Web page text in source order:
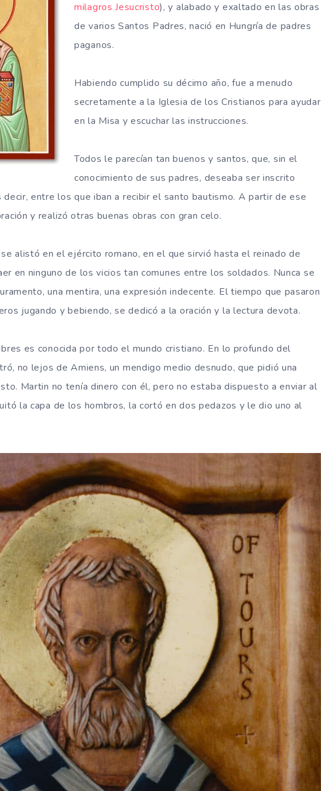
milagros Jesucristo), y alabado y exaltado en las obras
de varios Santos Padres, nació en Hungría de padres
paganos.
Habiendo cumplido su décimo año, fue a menudo
secretamente a la Iglesia de los Cristianos para ayudar
en la Misa y escuchar las instrucciones.
Todos le parecían tan buenos y santos, que, sin el
conocimiento de sus padres, deseaba ser inscrito
entre los que iban a recibir el santo bautismo. A partir de ese
y realizó otras buenas obras con gran celo.
alistó en el ejército romano, en el que sirvió hasta el reinado de
en ninguno de los vicios tan comunes entre los soldados. Nunca se
una mentira, una expresión indecente. El tiempo que pasaron
jugando y bebiendo, se dedicó a la oración y la lectura devota.
es conocida por todo el mundo cristiano. En lo profundo del
no lejos de Amiens, un mendigo medio desnudo, que pidió una
Martin no tenía dinero con él, pero no estaba dispuesto a enviar al
la capa de los hombros, la cortó en dos pedazos y le dio uno al